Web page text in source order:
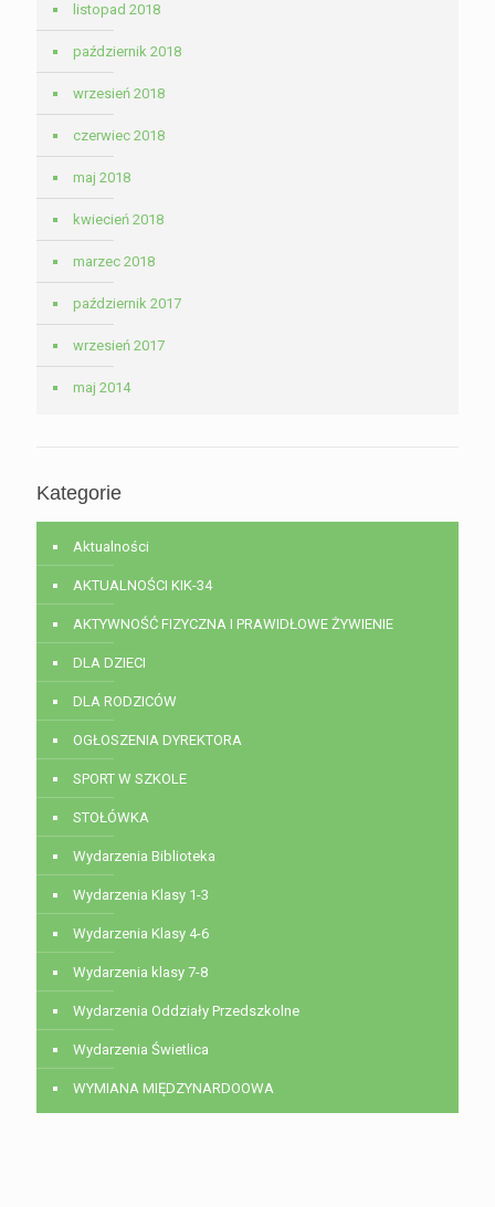
listopad 2018
październik 2018
wrzesień 2018
czerwiec 2018
maj 2018
kwiecień 2018
marzec 2018
październik 2017
wrzesień 2017
maj 2014
Kategorie
Aktualności
AKTUALNOŚCI KIK-34
AKTYWNOŚĆ FIZYCZNA I PRAWIDŁOWE ŻYWIENIE
DLA DZIECI
DLA RODZICÓW
OGŁOSZENIA DYREKTORA
SPORT W SZKOLE
STOŁÓWKA
Wydarzenia Biblioteka
Wydarzenia Klasy 1-3
Wydarzenia Klasy 4-6
Wydarzenia klasy 7-8
Wydarzenia Oddziały Przedszkolne
Wydarzenia Świetlica
WYMIANA MIĘDZYNARDOOWA